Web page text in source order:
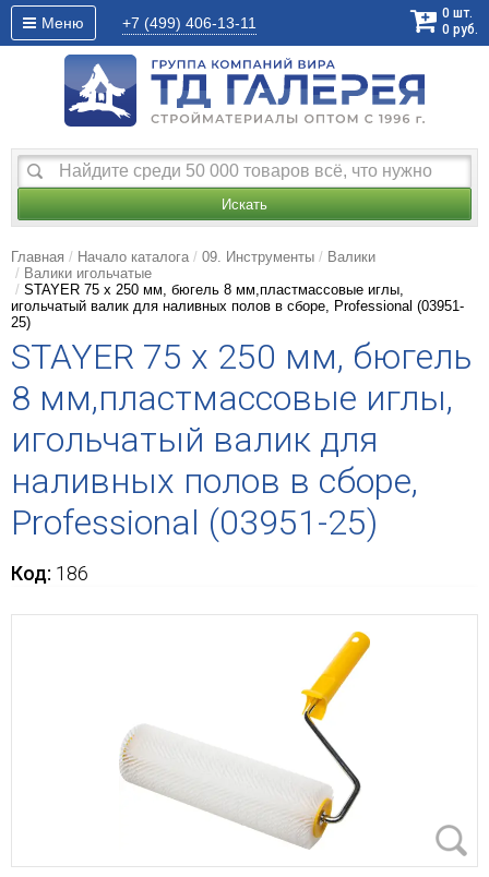
Меню +7 (499) 406-13-11
0 шт.
0 руб.
Искать
Главная Начало каталога 09. Инструменты
Валики
Валики игольчатые
STAYER 75 х 250 мм, бюгель 8 мм,пластмассовые иглы,
игольчатый валик для наливных полов в сборе, Professional (03951-
25)
STAYER 75 х 250 мм, бюгель
8 мм,пластмассовые иглы,
игольчатый валик для
наливных полов в сборе,
Professional (03951-25)
Код: 186